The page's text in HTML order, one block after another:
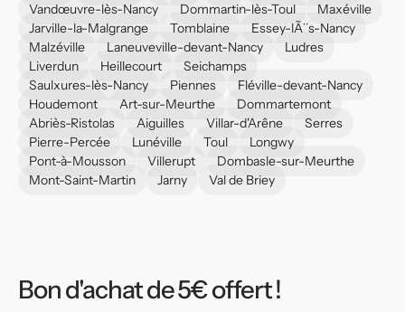
Vandœuvre-lès-Nancy
Dommartin-lès-Toul
Maxéville
Jarville-la-Malgrange
Tomblaine
Essey-lÃ¨s-Nancy
Malzéville
Laneuveville-devant-Nancy
Ludres
Liverdun
Heillecourt
Seichamps
Saulxures-lès-Nancy
Piennes
Fléville-devant-Nancy
Houdemont
Art-sur-Meurthe
Dommartemont
Abriès-Ristolas
Aiguilles Villar-d'Arêne
Serres
Pierre-Percée
Lunéville Toul
Longwy
Pont-à-Mousson
Villerupt
Dombasle-sur-Meurthe
Mont-Saint-Martin
Jarny Val de Briey
Bon d'achat de 5€ offert !